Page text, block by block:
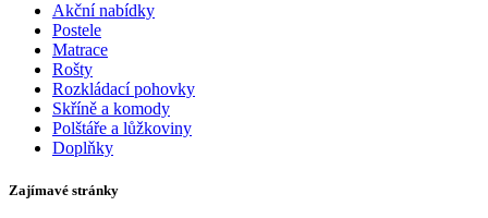
Akční nabídky
Postele
Matrace
Rošty
Rozkládací pohovky
Skříně a komody
Polštáře a lůžkoviny
Doplňky
Zajímavé stránky